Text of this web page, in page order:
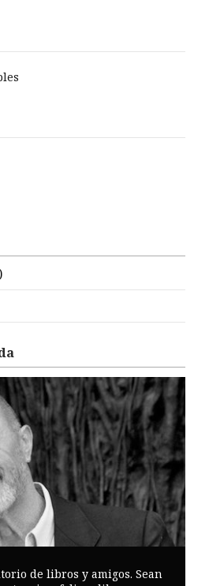
de libros y amigos. Sean